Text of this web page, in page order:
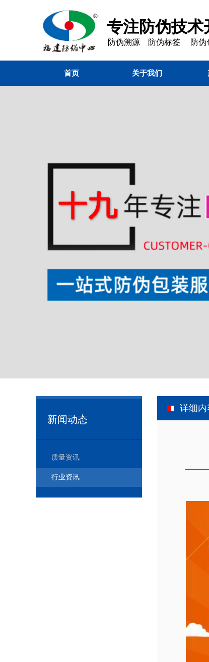
专注防伪技术
防伪溯源 防伪标签 防
首页 关于我们
新闻动态
质量资讯
行业资讯
详细内